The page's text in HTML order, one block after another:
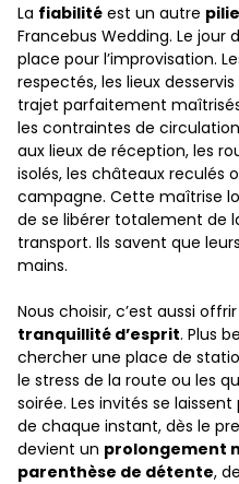
La fiabilité est un autre
Francebus Wedding. Le jour
place pour l’improvisation.
respectés, les lieux
trajet parfaitement
les contraintes de
aux lieux de réception, les
isolés, les châteaux reculés
campagne. Cette maîtrise
de se libérer totalement de
transport. Ils savent que
mains.
Nous choisir, c’est aussi
tranquillité d’esprit. Plus
chercher une place de
le stress de la route ou les
soirée. Les invités se
de chaque instant, dès le
devient un prolongement
parenthèse de détente, de